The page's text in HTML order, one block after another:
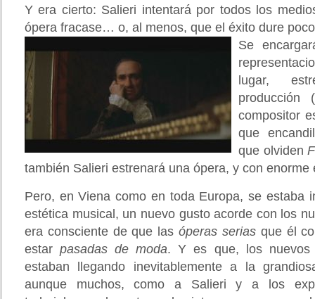
Y era cierto: Salieri intentará por todos los
ópera fracase… o, al menos, que el éxito dure
Se
lugar,
producción (
compositor
que
que olviden
también Salieri estrenará una ópera, y con enorme
Pero, en Viena como en toda Europa, se estaba
estética musical, un nuevo gusto acorde con los
era consciente de que lasóperas seriasque él
estarpasadas de moda. Y es que, los nuevos
estaban llegando inevitablemente a la
aunque muchos, como a Salieri y a los